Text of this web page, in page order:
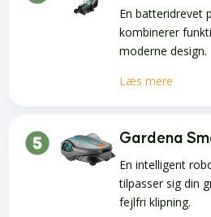
En batteridrevet
kombinerer
moderne design.
Læs mere
Gardena
En intelligent
tilpasser sig din
fejlfri klipning.